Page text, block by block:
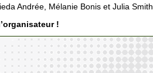
Andrée, Mélanie Bonis et Julia Smith.
!